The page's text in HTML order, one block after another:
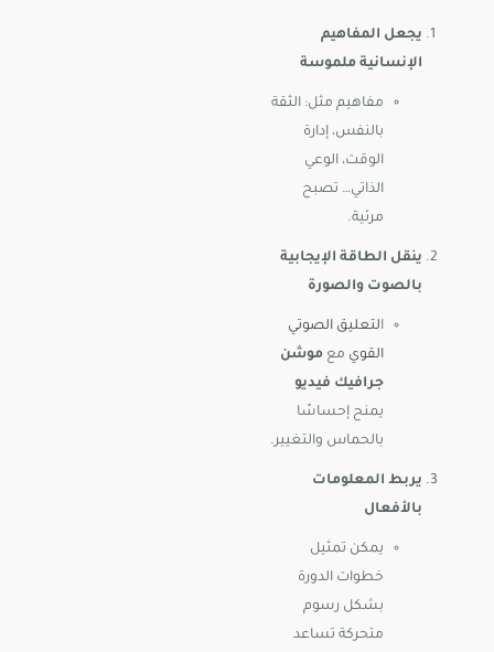
يجعل المفاهيم
الإنسانية ملموسة
مفاهيم مثل: الثقة
بالنفس، إدارة
الوقت، الوعي
الذاتي… تصبح
مرئية.
ينقل الطاقة الإيجابية
بالصوت والصورة
التعليق الصوتي
القوي مع موشن
جرافيك فيديو
يمنح إحساسًا
بالحماس والتغيير.
يربط المعلومات
بالأفعال
يمكن تمثيل
خطوات الدورة
بشكل رسوم
متحركة تساعد